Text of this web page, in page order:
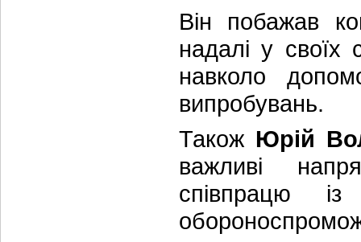
Він побажав
надалі у своїх
навколо
випробувань.
Також Юрій
важливі
співпрацю